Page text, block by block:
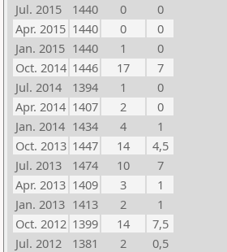
Jul. 2015
1440 0
0
Apr. 2015 1440 0
0
Jan. 2015 1440 1
0
Oct. 2014 1446 17
7
Jul. 2014
1394 1
0
Apr. 2014 1407 2
0
Jan. 2014 1434 4
1
Oct. 2013 1447 14
4,5
Jul. 2013
1474 10
7
Apr. 2013 1409 3
1
Jan. 2013 1413 2
1
Oct. 2012 1399 14
7,5
Jul. 2012
1381 2
0,5